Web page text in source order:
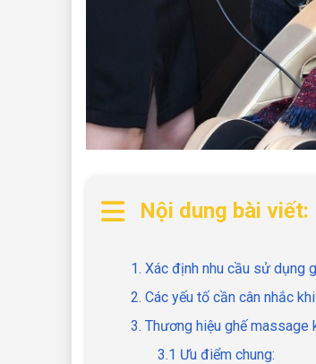
Nội dung bài viết:
1. Xác định nhu cầu sử dụng
2. Các yếu tố cần cân nhắc
3. Thương hiệu ghế massage
3.1 Ưu điểm chung: